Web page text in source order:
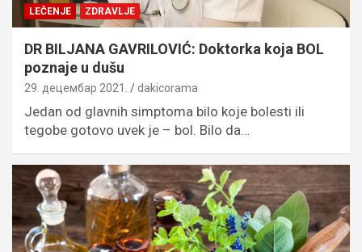
LEČENJE ZDRAVLJE
DR BILJANA GAVRILOVIĆ: Doktorka koja BOL
poznaje u dušu
29. децембар 2021. dakicorama
Jedan od glavnih simptoma bilo koje bolesti ili
tegobe gotovo uvek je – bol. Bilo da…